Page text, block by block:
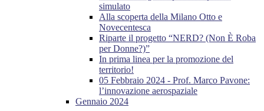
simulato
Alla scoperta della Milano Otto e
Novecentesca
Riparte il progetto “NERD? (Non È Roba
per Donne?)”
In prima linea per la promozione del
territorio!
05 Febbraio 2024 - Prof. Marco Pavone:
l’innovazione aerospaziale
Gennaio 2024